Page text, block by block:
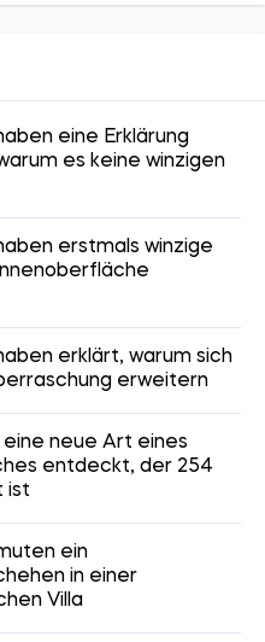
eine Erklärung
es keine winzigen
erstmals winzige
erklärt, warum sich
erweitern
eine neue Art eines
entdeckt, der 254
ist
ein
in einer
Villa